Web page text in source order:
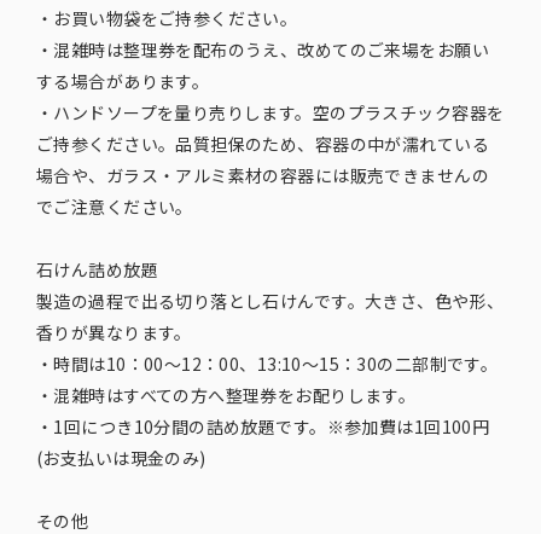
・お買い物袋をご持参ください。
・混雑時は整理券を配布のうえ、改めてのご来場をお願い
する場合があります。
・ハンドソープを量り売りします。空のプラスチック容器を
ご持参ください。品質担保のため、容器の中が濡れている
場合や、ガラス・アルミ素材の容器には販売できませんの
でご注意ください。
石けん詰め放題
製造の過程で出る切り落とし石けんです。大きさ、色や形、
香りが異なります。
・時間は10：00～12：00、13:10～15：30の二部制です。
・混雑時はすべての方へ整理券をお配りします。
・1回につき10分間の詰め放題です。※参加費は1回100円
(お支払いは現金のみ)
その他